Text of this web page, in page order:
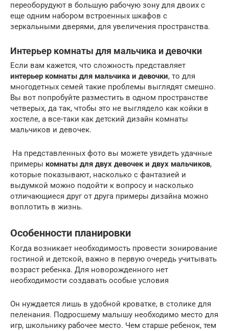
переоборудуют в большую рабочую зону для двоих с
еще одним набором встроенных шкафов с
зеркальными дверями, для увеличения пространства.
Интерьер комнаты для мальчика и девочки
Если вам кажется, что сложность представляет
интерьер комнаты для мальчика и девочки, то для
многодетных семей такие проблемы выглядят смешно.
Вы вот попробуйте разместить в одном пространстве
четверых, да так, чтобы это не выглядело как койки в
хостеле, а все-таки как детский дизайн комнаты
мальчиков и девочек.
На представленных фото вы можете увидеть удачные
примеры комнаты для двух девочек и двух мальчиков,
которые показывают, насколько с фантазией и
выдумкой можно подойти к вопросу и насколько
отличающиеся друг от друга примеры дизайна можно
воплотить в жизнь.
Особенности планировки
Когда возникает необходимость провести зонирование
гостиной и детской, важно в первую очередь учитывать
возраст ребенка. Для новорожденного нет
необходимости создавать особые условия
Он нуждается лишь в удобной кроватке, в столике для
пеленания. Подросшему малышу необходимо место для
игр, школьнику рабочее место. Чем старше ребенок, тем